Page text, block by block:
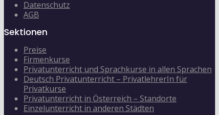
Datenschutz
AGB
Sektionen
Preise
Firmenkurse
Privatunterricht und Sprachkurse in allen Sprachen
Deutsch Privatunterricht – PrivatlehrerIn für
Privatkurse
Privatunterricht in Österreich – Standorte
Einzelunterricht in anderen Städten